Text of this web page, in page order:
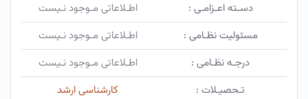
دسـته اعـزامـی :
اطـلاعاتی مـوجود نـیست
مسئولیت نظـامی :
اطـلاعاتی مـوجود نـیست
درجـه نظـامی :
اطـلاعاتی مـوجود نـیست
تـحصیـلات :
کارشناسی ارشد